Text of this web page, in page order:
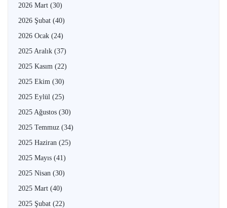
2026 Mart (30)
2026 Şubat (40)
2026 Ocak (24)
2025 Aralık (37)
2025 Kasım (22)
2025 Ekim (30)
2025 Eylül (25)
2025 Ağustos (30)
2025 Temmuz (34)
2025 Haziran (25)
2025 Mayıs (41)
2025 Nisan (30)
2025 Mart (40)
2025 Şubat (22)